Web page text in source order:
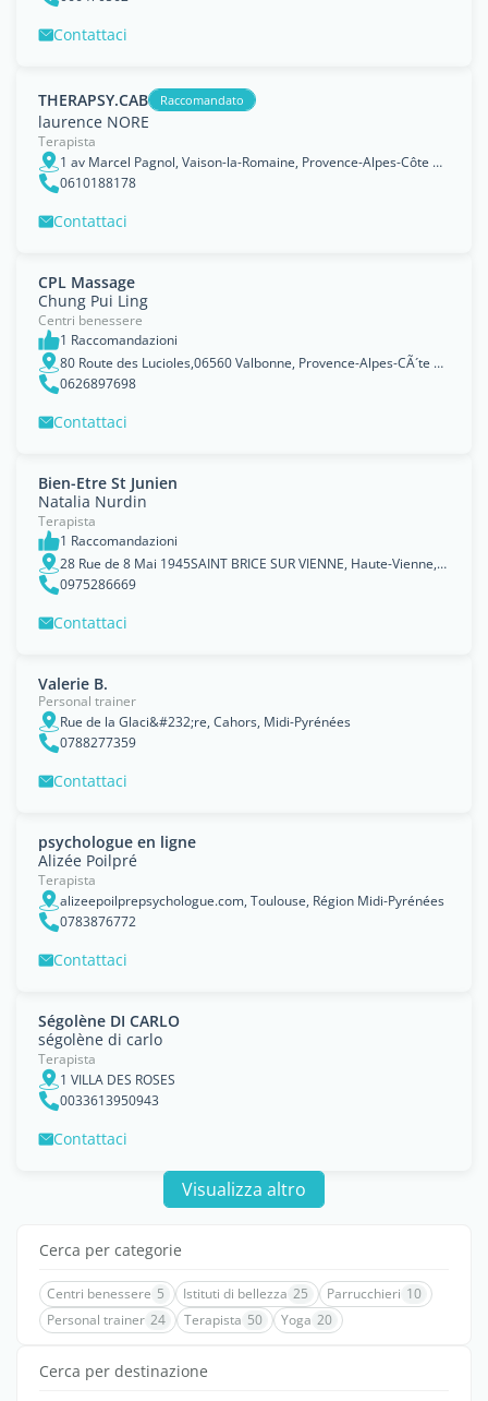
Contattaci
THERAPSY.CAB Raccomandato
laurence NORE
Terapista
1 av Marcel Pagnol, Vaison-la-Romaine, Provence-Alpes-Côte d&#39;Azur
0610188178
Contattaci
CPL Massage
Chung Pui Ling
Centri benessere
1 Raccomandazioni
80 Route des Lucioles,06560 Valbonne, Provence-Alpes-CÃ´te d'Azur Region
0626897698
Contattaci
Bien-Etre St Junien
Natalia Nurdin
Terapista
1 Raccomandazioni
28 Rue de 8 Mai 1945SAINT BRICE SUR VIENNE, Haute-Vienne, Limousin Region
0975286669
Contattaci
Valerie B.
Personal trainer
Rue de la Glaci&#232;re, Cahors, Midi-Pyrénées
0788277359
Contattaci
psychologue en ligne
Alizée Poilpré
Terapista
alizeepoilprepsychologue.com, Toulouse, Région Midi-Pyrénées
0783876772
Contattaci
Ségolène DI CARLO
ségolène di carlo
Terapista
1 VILLA DES ROSES
0033613950943
Contattaci
Visualizza altro
Cerca per categorie
Centri benessere 5 Istituti di bellezza 25 Parrucchieri 10
Personal trainer 24 Terapista 50 Yoga 20
Cerca per destinazione